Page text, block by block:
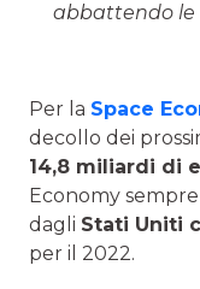
abbattendo le
Per la Space
decollo dei
14,8 miliardi di
Economy
dagli Stati Uniti
per il 2022.